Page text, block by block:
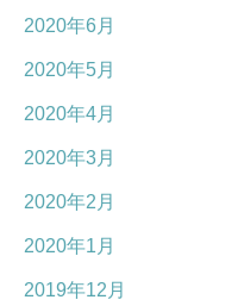
2020年6月
2020年5月
2020年4月
2020年3月
2020年2月
2020年1月
2019年12月